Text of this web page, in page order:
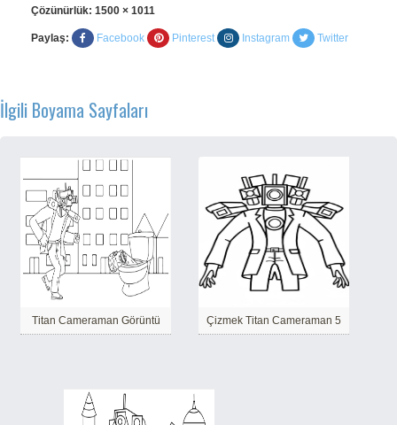
Çözünürlük: 1500 × 1011
Paylaş: Facebook Pinterest Instagram Twitter
İlgili Boyama Sayfaları
Titan Cameraman Görüntü Çizmek Titan Cameraman 5